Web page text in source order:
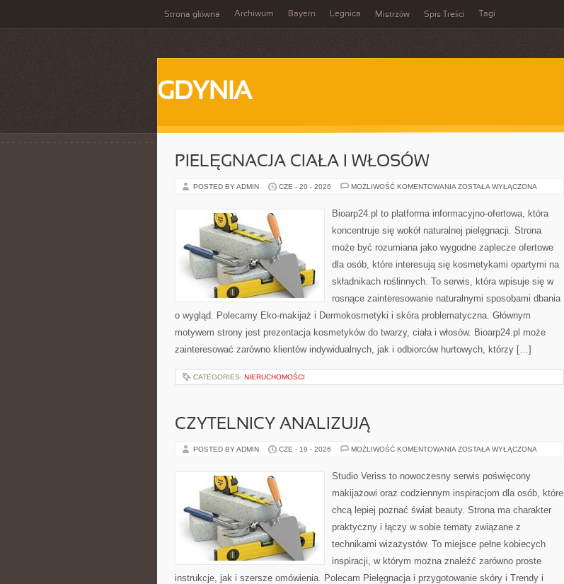
Strona główna Archiwum Bayern Legnica Mistrzów Spis Treści Tagi
GDYNIA
PIELĘGNACJA CIAŁA I WŁOSÓW
POSTED BY ADMIN CZE - 20 - 2026 MOŻLIWOŚĆ KOMENTOWANIA PIELĘGNACJA
WŁOSÓW
ZOSTAŁA WYŁĄCZONA
Bioarp24.pl to platforma informacyjno-ofertowa, która
koncentruje się wokół naturalnej pielęgnacji. Strona
może być rozumiana jako wygodne zaplecze ofertowe
dla osób, które interesują się kosmetykami opartymi na
składnikach roślinnych. To serwis, która wpisuje się w
rosnące zainteresowanie naturalnymi sposobami dbania
o wygląd. Polecamy Eko-makijaż i Dermokosmetyki i skóra problematyczna. Głównym
motywem strony jest prezentacja kosmetyków do twarzy, ciała i włosów. Bioarp24.pl może
zainteresować zarówno klientów indywidualnych, jak i odbiorców hurtowych, którzy […]
CATEGORIES: NIERUCHOMOŚCI
CZYTELNICY ANALIZUJĄ
POSTED BY ADMIN CZE - 19 - 2026 MOŻLIWOŚĆ KOMENTOWANIA CZYTELNICY
ZOSTAŁA WYŁĄCZONA
Studio Veriss to nowoczesny serwis poświęcony
makijażowi oraz codziennym inspiracjom dla osób, które
chcą lepiej poznać świat beauty. Strona ma charakter
praktyczny i łączy w sobie tematy związane z
technikami wizażystów. To miejsce pełne kobiecych
inspiracji, w którym można znaleźć zarówno proste
instrukcje, jak i szersze omówienia. Polecam Pielęgnacja i przygotowanie skóry i Trendy i